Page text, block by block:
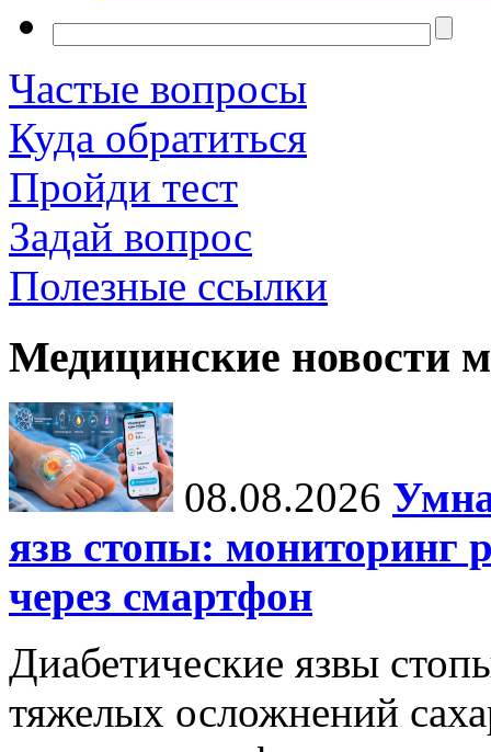
Частые вопросы
Куда обратиться
Пройди тест
Задай вопрос
Полезные ссылки
Медицинские новости
08.08.2026
язв стопы: мониторинг
через смартфон
Диабетические язвы
тяжелых осложнений